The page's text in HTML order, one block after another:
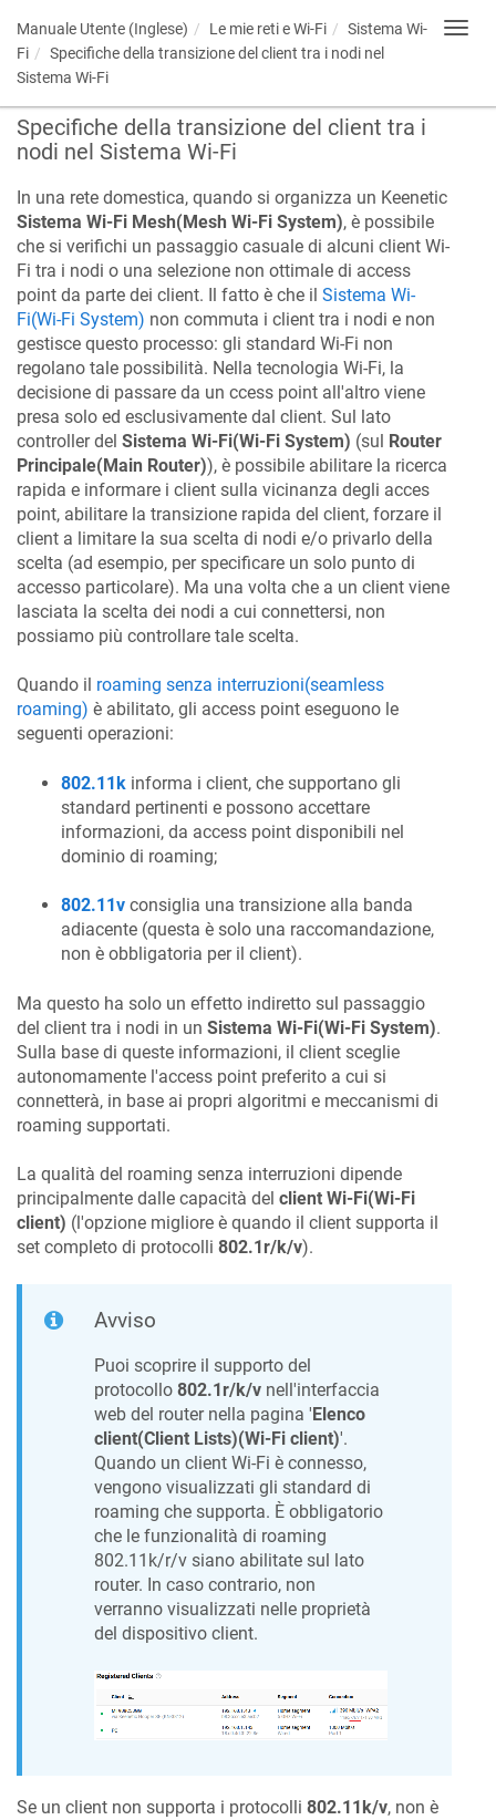
Manuale Utente (Inglese) Le mie reti e Wi-Fi
Sistema Wi-
Fi
Specifiche della transizione del client tra i nodi nel
Sistema Wi-Fi
Specifiche della transizione del client tra i
nodi nel Sistema Wi-Fi
In una rete domestica, quando si organizza un Keenetic
Sistema Wi-Fi Mesh(Mesh Wi-Fi System), è possibile
che si verifichi un passaggio casuale di alcuni client Wi-
Fi tra i nodi o una selezione non ottimale di access
point da parte dei client. Il fatto è che il Sistema Wi-
Fi(Wi-Fi System) non commuta i client tra i nodi e non
gestisce questo processo: gli standard Wi-Fi non
regolano tale possibilità. Nella tecnologia Wi-Fi, la
decisione di passare da un ccess point all'altro viene
presa solo ed esclusivamente dal client. Sul lato
controller del Sistema Wi-Fi(Wi‑Fi System) (sul Router
Principale(Main Router)), è possibile abilitare la ricerca
rapida e informare i client sulla vicinanza degli acces
point, abilitare la transizione rapida del client, forzare il
client a limitare la sua scelta di nodi e/o privarlo della
scelta (ad esempio, per specificare un solo punto di
accesso particolare). Ma una volta che a un client viene
lasciata la scelta dei nodi a cui connettersi, non
possiamo più controllare tale scelta.
Quando il roaming senza interruzioni(seamless
roaming) è abilitato, gli access point eseguono le
seguenti operazioni:
802.11k informa i client, che supportano gli
standard pertinenti e possono accettare
informazioni, da access point disponibili nel
dominio di roaming;
802.11v consiglia una transizione alla banda
adiacente (questa è solo una raccomandazione,
non è obbligatoria per il client).
Ma questo ha solo un effetto indiretto sul passaggio
del client tra i nodi in un Sistema Wi-Fi(Wi-Fi System).
Sulla base di queste informazioni, il client sceglie
autonomamente l'access point preferito a cui si
connetterà, in base ai propri algoritmi e meccanismi di
roaming supportati.
La qualità del roaming senza interruzioni dipende
principalmente dalle capacità del client Wi-Fi(Wi-Fi
client) (l'opzione migliore è quando il client supporta il
set completo di protocolli 802.1r/k/v).
Avviso
Puoi scoprire il supporto del
protocollo 802.1r/k/v nell'interfaccia
web del router nella pagina 'Elenco
client(Client Lists)(Wi-Fi client)'.
Quando un client Wi-Fi è connesso,
vengono visualizzati gli standard di
roaming che supporta. È obbligatorio
che le funzionalità di roaming
802.11k/r/v siano abilitate sul lato
router. In caso contrario, non
verranno visualizzati nelle proprietà
del dispositivo client.
Se un client non supporta i protocolli 802.11k/v, non è